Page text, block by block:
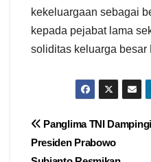
kekeluargaan sebagai
kepada pejabat lama
soliditas keluarga besar
Navigasi
pos
Panglima TNI Dampingi
Presiden Prabowo